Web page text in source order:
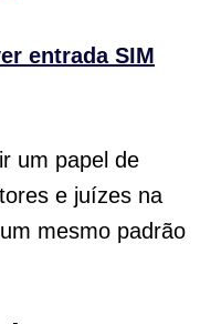
entrada SIM
um papel de
e juízes na
mesmo padrão